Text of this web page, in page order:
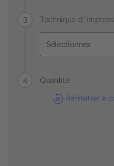
Technique
Quantité
Réinitialiser la